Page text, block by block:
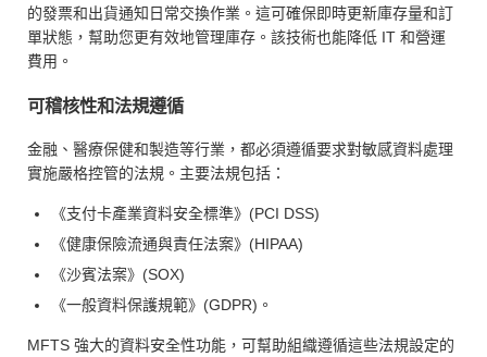
的發票和出貨通知日常交換作業。這可確保即時更新庫存量和訂
單狀態，幫助您更有效地管理庫存。該技術也能降低 IT 和營運
費用。
可稽核性和法規遵循
金融、醫療保健和製造等行業，都必須遵循要求對敏感資料處理
實施嚴格控管的法規。主要法規包括：
《支付卡產業資料安全標準》(PCI DSS)
《健康保險流通與責任法案》(HIPAA)
《沙賓法案》(SOX)
《一般資料保護規範》(GDPR)。
MFTS 強大的資料安全性功能，可幫助組織遵循這些法規設定的